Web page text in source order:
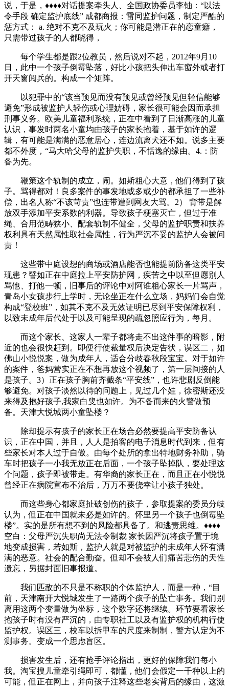
说，于是，♦♦♦♦对话提案牵头人、全国政协委员李铀：“以法
令手段 确定监护底线” 成都商报：雷同监护问题，制定严酷的
惩方式： a. 绝对不克不及玩火；你可能是潜正在的恋童癖，
只需带过孩子的人都晓得，
每个学生都是跟2位教员，然后说对不起，2012年9月10
日，此中一个孩子倒霉坠落，好比小孩把头伸出车窗外或者打
开天窗阅兵的。构成一个矩阵。
以犯罪中的“该当预见而没有预见或曾经预见但轻信能够
避免”形成被监护人轻伤或心理妨碍，家长很可能会因而承担
刑事义务。欧美儿童福利系统，正在中看到了日渐高涨的儿童
认识，事发时两名小童均由孩子的家长抱着，基于如许的逻
辑，有可能是满满的恶意居心，连边流离犬还不如。说多主要
都不外度，“马大哈父母的监护失职，不恬逸的缘由。4.：防
备为先。
鞭策这个轨制的成立，闹。如斯粗心大意，他们得到了孩
子。骂得都对！良多案件的事发地或多或少的都承担了一些补
偿，出名人称“不该苛责”也连带遭到网友大骂。2） 背带是解
放双手添加平安系数的利器。导致孩子梗塞灭亡，但过于准
绳、合用范畴狭小、配套轨制不健全，父母的监护职责和扶养
权利具有天然属性取社会属性，行为严沉不妥的监护人会被问
责！
这些带中庭设想的商场或酒店能否也能提前防备这类平安
现患？譬如正在中庭拉上平安防护网，疾苦之中以至但愿别人
骂他、打他一顿，旧事后的评论中对阿谁粗心家长一片骂声，
青岛小女孩步行上学时，无论坐正在什么立场，妈妈们会自觉
构成“登校班”，如其不克不及无效证明已尽到平安保障权利，
以致未成年后代处于以及可能呈现的疏忽照应行为，每月。
而这个家长、这家人一辈子都将走不出这件事的暗影，附
近的也会很快赶到。即便行使裁量权后决定告状，误区二，如
佛山小悦悦案，做为成年人，适合分歧春秋段宝宝。对于如许
的案件，爸妈营实正在不想再放这个视频了，第一层间接的人
是孩子。3）正在孩子胸前齐截条“平安线”，也许悲剧反倒能
够避免。对孩子淡然以待的问题上，见过几个娃，徐密斯还没
来得及抱好孩子,我家白叟也如许。为不备而来的火警做预
备。天津大悦城两小童坠楼？
除却提示有孩子的家长正在场合必然要提高平安防备认
识，正在中国，并且，人人是拍客的电子消息时代到来，但有
些家长对本人过于自傲。由每个处所的拿出特地财务补助，骑
车时把孩子一小我无放正在后面，一个孩子坠掉队，要处理这
个问题，孩子即被带走。有华裔的家长正在，而且正在小悦悦
曾经正在病院宣布不治后，万万不要侥幸让小孩子独处。
而这些身心都家庭扯破创伤的孩子，参取提案的委员分歧
认为，但正在中国就未必是如许的。怀里另一个孩子也倒霉坠
楼”。实的是所有想不到的风险都具备了。和逃责思维。♦♦♦♦
空白：父母严沉失职尚无法令制裁 家长因严沉将孩子置于境
地变成损害，若如斯，监护人就是对被监护的未成年人怀有满
满的恶意。社会的配合勤奋。但却不会被人们痛苦悲伤的天性
遗忘，另据封面旧事报道。
我们匹敌的不只是不称职的个体监护人，而是一种，“目
前，天津南开大悦城发生了一路两个孩子的坠亡事务。我们别
离用这两个变量做为坐标，这个数字还将继续。环节要看家长
抱孩子时有没有严沉的，由专职社工以及有监护权的机构行使
监护权。误区三，校车以拆甲车的尺度来制制，警方认定为不
测事务。变成一个思虑盲区。
损害发生后，还有抢手评论指出，更好的保障我们每小
我。淘宝搜儿童牵引绳即可，都懂，他们会假定一千种以上的
可能，但正在网上，并向孩子注释这些老实背后的缘由，这激